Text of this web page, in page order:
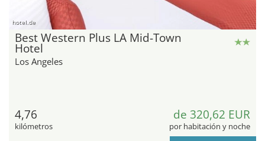
hotel.de
Best Western Plus LA Mid-Town
Hotel
Los Angeles
4,76
kilómetros
de 320,62 EUR
por habitación y noche